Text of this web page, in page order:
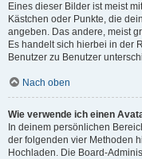
Eines dieser Bilder ist meist
Kästchen oder Punkte, die
angeben. Das andere, meist
Es handelt sich hierbei in der
Benutzer zu Benutzer
Nach oben
Wie verwende ich einen
In deinem persönlichen
der folgenden vier Methoden
Hochladen. Die Board-